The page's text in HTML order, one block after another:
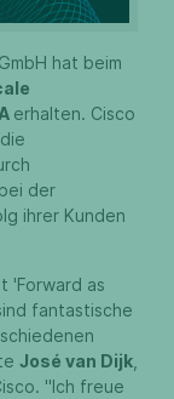
hat beim
erhalten. Cisco
der
ihrer Kunden
'Forward as
fantastische
José van Dijk
"Ich freue